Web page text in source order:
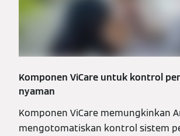
Komponen ViCare untuk kontrol
nyaman
Komponen ViCare memungkinkan
mengotomatiskan kontrol sistem